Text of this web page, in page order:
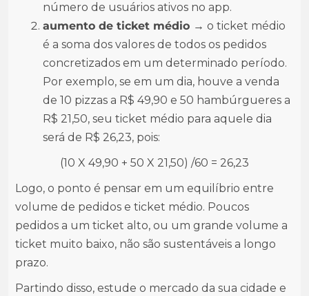
número de usuários ativos no app.
aumento de ticket médio → o ticket médio
é a soma dos valores de todos os pedidos
concretizados em um determinado período.
Por exemplo, se em um dia, houve a venda
de 10 pizzas a R$ 49,90 e 50 hambúrgueres a
R$ 21,50, seu ticket médio para aquele dia
será de R$ 26,23, pois:
(10 X 49,90 + 50 X 21,50) /60 = 26,23
Logo, o ponto é pensar em um equilíbrio entre
volume de pedidos e ticket médio. Poucos
pedidos a um ticket alto, ou um grande volume a
ticket muito baixo, não são sustentáveis a longo
prazo.
Partindo disso, estude o mercado da sua cidade e